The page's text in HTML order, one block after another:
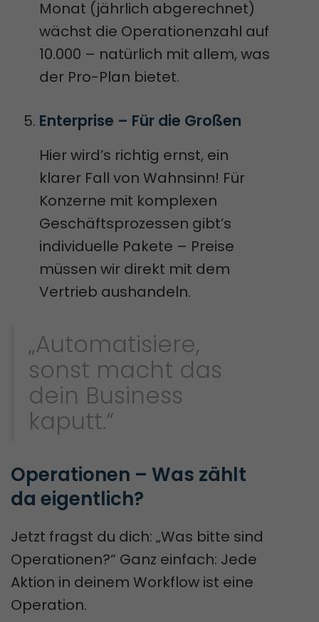
Monat (jährlich abgerechnet)
wächst die Operationenzahl auf
10.000 – natürlich mit allem, was
der Pro-Plan bietet.
Enterprise – Für die Großen
Hier wird’s richtig ernst, ein
klarer Fall von Wahnsinn! Für
Konzerne mit komplexen
Geschäftsprozessen gibt’s
individuelle Pakete – Preise
müssen wir direkt mit dem
Vertrieb aushandeln.
„Automatisiere,
sonst macht das
dein Business
kaputt.“
Operationen – Was zählt
da eigentlich?
Jetzt fragst du dich: „Was bitte sind
Operationen?“ Ganz einfach: Jede
Aktion in deinem Workflow ist eine
Operation.